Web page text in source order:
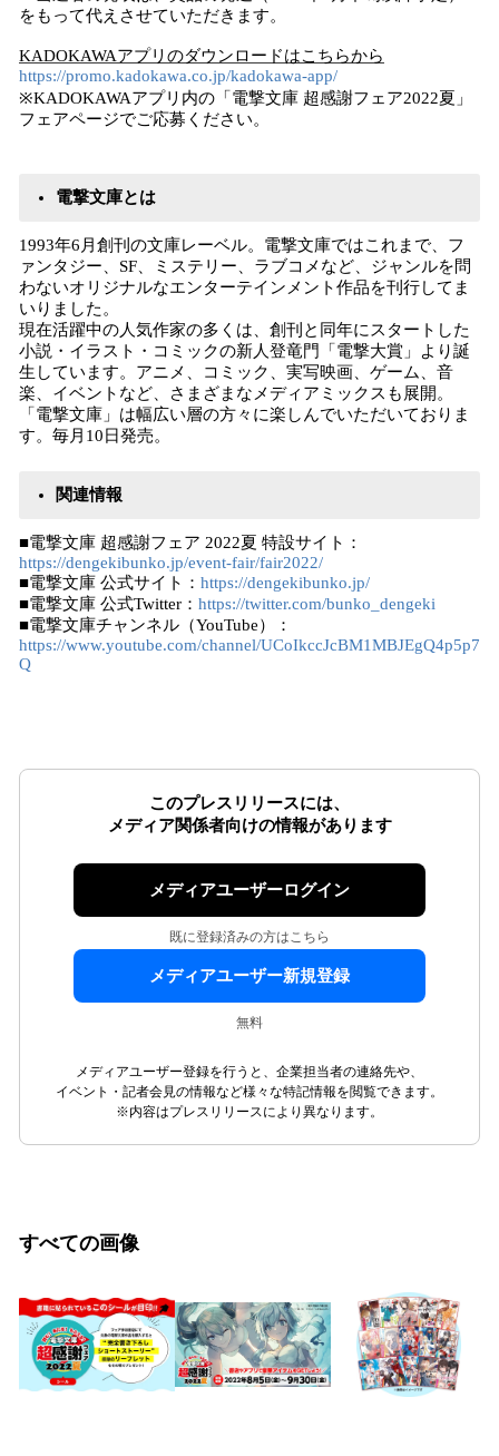
をもって代えさせていただきます。
KADOKAWAアプリのダウンロードはこちらから
https://promo.kadokawa.co.jp/kadokawa-app/
※KADOKAWAアプリ内の「電撃文庫 超感謝フェア2022夏」
フェアページでご応募ください。
電撃文庫とは
1993年6⽉創刊の⽂庫レーベル。電撃⽂庫ではこれまで、フ
ァンタジー、SF、ミステリー、ラブコメなど、ジャンルを問
わないオリジナルなエンターテインメント作品を刊⾏してま
いりました。
現在活躍中の⼈気作家の多くは、創刊と同年にスタートした
⼩説・イラスト・コミックの新⼈登⻯⾨「電撃⼤賞」より誕
⽣しています。アニメ、コミック、実写映画、ゲーム、⾳
楽、イベントなど、さまざまなメディアミックスも展開。
「電撃⽂庫」は幅広い層の⽅々に楽しんでいただいておりま
す。毎⽉10⽇発売。
関連情報
■電撃文庫 超感謝フェア 2022夏 特設サイト：
https://dengekibunko.jp/event-fair/fair2022/
■電撃文庫 公式サイト： https://dengekibunko.jp/
■電撃文庫 公式Twitter： https://twitter.com/bunko_dengeki
■電撃文庫チャンネル（YouTube）：
https://www.youtube.com/channel/UCoIkccJcBM1MBJEgQ4p5p7
Q
このプレスリリースには、
メディア関係者向けの情報があります
メディアユーザーログイン
既に登録済みの方はこちら
メディアユーザー新規登録
無料
メディアユーザー登録を行うと、企業担当者の連絡先や、
イベント・記者会見の情報など様々な特記情報を閲覧できます。
※内容はプレスリリースにより異なります。
すべての画像